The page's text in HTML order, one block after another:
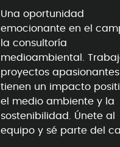
Una oportunidad
emocionante en el
la consultoría
medioambiental.
proyectos
tienen un impacto
el medio ambiente y la
sostenibilidad. Únete al
equipo y sé parte del